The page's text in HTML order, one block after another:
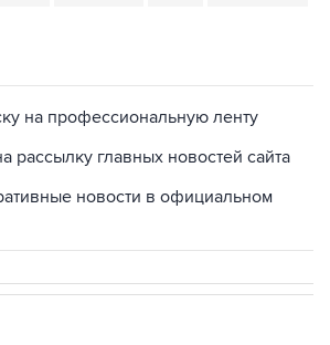
рассылку главных новостей сайта
новости в официальном